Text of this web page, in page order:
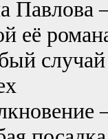
её
случай